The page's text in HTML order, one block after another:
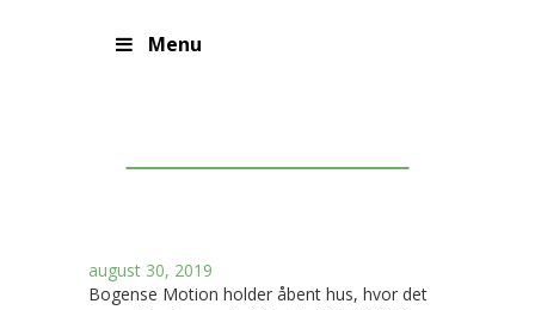
Menu
august 30, 2019
Bogense Motion holder åbent hus, hvor det